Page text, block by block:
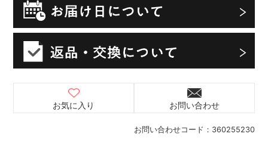
お問い合わせコード： 360255230
お気に入り お問い合わせ